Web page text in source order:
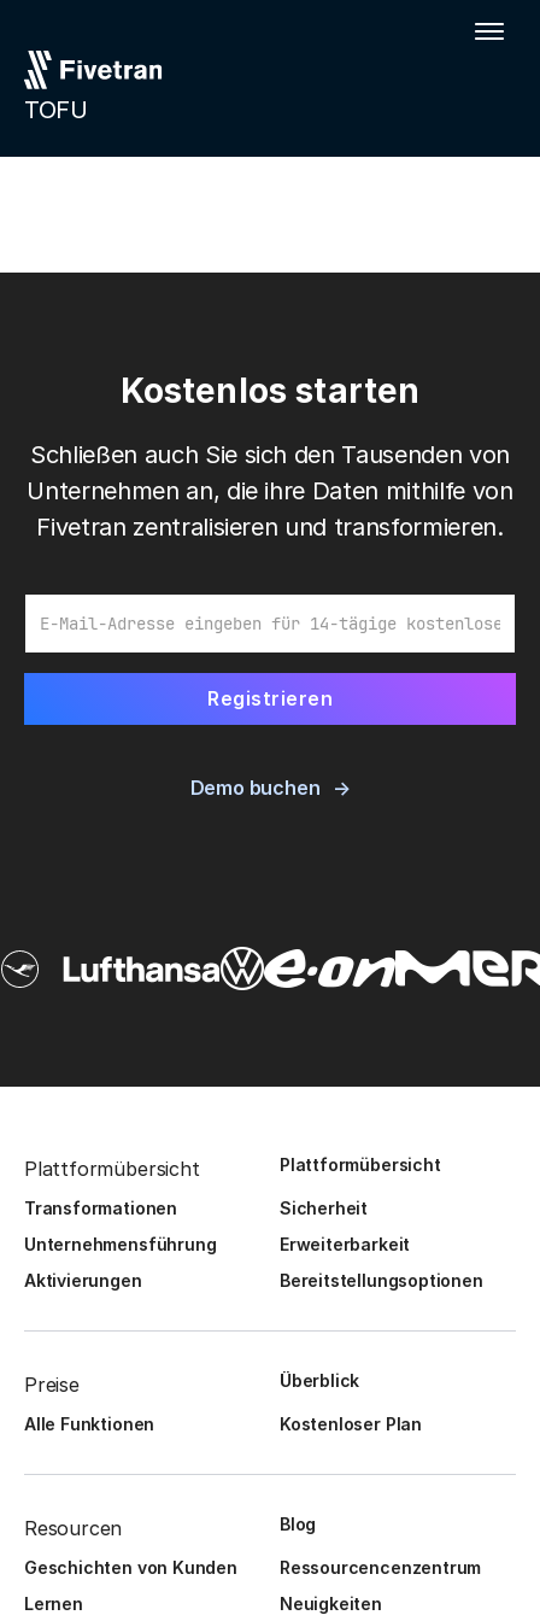
TOFU
Kostenlos starten
Schließen auch Sie sich den Tausenden von
Unternehmen an, die ihre Daten mithilfe von
Fivetran zentralisieren und transformieren.
Demo buchen
Plattformübersicht Plattformübersicht
Transformationen
Sicherheit
Unternehmensführung
Erweiterbarkeit
Aktivierungen
Bereitstellungsoptionen
Preise Überblick
Alle Funktionen Kostenloser Plan
Resourcen Blog
Geschichten von Kunden
Ressourcencenzentrum
Lernen
Neuigkeiten